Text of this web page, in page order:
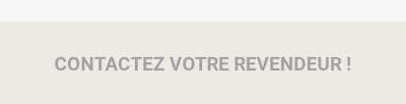
CONTACTEZ VOTRE REVENDEUR !